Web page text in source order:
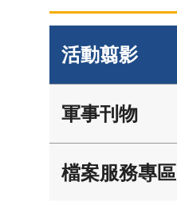
活動翦影
軍事刊物
檔案服務專區